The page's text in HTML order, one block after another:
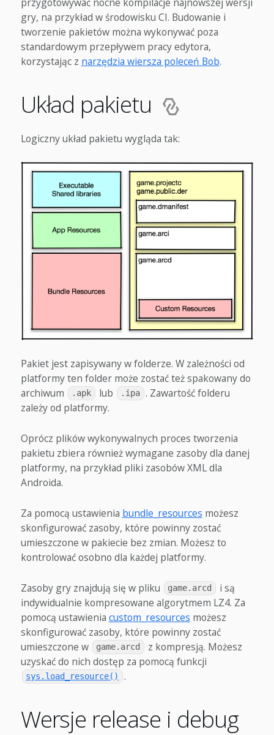
gry, na przykład w środowisku CI. Budowanie i
tworzenie pakietów można wykonywać poza
standardowym przepływem pracy edytora,
korzystając z narzędzia wiersza poleceń Bob.
Układ pakietu
Logiczny układ pakietu wygląda tak:
Pakiet jest zapisywany w folderze. W zależności od
platformy ten folder może zostać też spakowany do
archiwum
.apk lub .ipa . Zawartość folderu
zależy od platformy.
Oprócz plików wykonywalnych proces tworzenia
pakietu zbiera również wymagane zasoby dla danej
platformy, na przykład pliki zasobów XML dla
Androida.
Za pomocą ustawienia bundle_resources możesz
skonfigurować zasoby, które powinny zostać
umieszczone w pakiecie bez zmian. Możesz to
kontrolować osobno dla każdej platformy.
Zasoby gry znajdują się w pliku game.arcd
i są
indywidualnie kompresowane algorytmem LZ4. Za
pomocą ustawienia custom_resources możesz
skonfigurować zasoby, które powinny zostać
umieszczone w
game.arcd
z kompresją. Możesz
uzyskać do nich dostęp za pomocą funkcji
sys.load_resource() .
Wersje release i debug